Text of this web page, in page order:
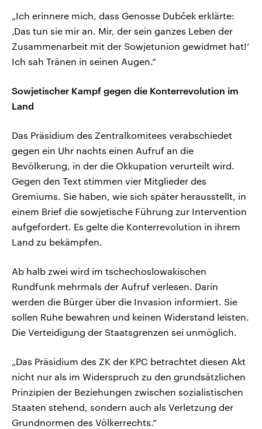
„Ich erinnere mich, dass Genosse Dubček erklärte:
‚Das tun sie mir an. Mir, der sein ganzes Leben der
Zusammenarbeit mit der Sowjetunion gewidmet hat!‘
Ich sah Tränen in seinen Augen.“
Sowjetischer Kampf gegen die Konterrevolution im
Land
Das Präsidium des Zentralkomitees verabschiedet
gegen ein Uhr nachts einen Aufruf an die
Bevölkerung, in der die Okkupation verurteilt wird.
Gegen den Text stimmen vier Mitglieder des
Gremiums. Sie haben, wie sich später herausstellt, in
einem Brief die sowjetische Führung zur Intervention
aufgefordert. Es gelte die Konterrevolution in ihrem
Land zu bekämpfen.
Ab halb zwei wird im tschechoslowakischen
Rundfunk mehrmals der Aufruf verlesen. Darin
werden die Bürger über die Invasion informiert. Sie
sollen Ruhe bewahren und keinen Widerstand leisten.
Die Verteidigung der Staatsgrenzen sei unmöglich.
„Das Präsidium des ZK der KPC betrachtet diesen Akt
nicht nur als im Widerspruch zu den grundsätzlichen
Prinzipien der Beziehungen zwischen sozialistischen
Staaten stehend, sondern auch als Verletzung der
Grundnormen des Völkerrechts.“